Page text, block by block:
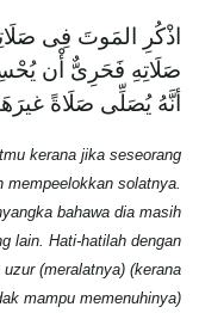
اذْكُرِ المَوتَ فِى
صَلَاتِهِ فَحَرِىٌّ أْن
أنَّهُ يُصَلِّى صَلَاةً
kerana jika seseorang
solatnya.
bahawa dia masih
lain. Hati-hatilah dengan
(meralatnya) (kerana
mampu memenuhinya)